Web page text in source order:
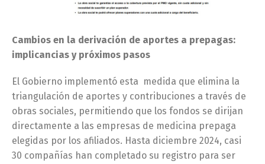
Cambios en la derivación de aportes a prepagas:
implicancias y próximos pasos
El Gobierno implementó esta medida que elimina la
triangulación de aportes y contribuciones a través de
obras sociales, permitiendo que los fondos se dirijan
directamente a las empresas de medicina prepaga
elegidas por los afiliados. Hasta diciembre 2024, casi
30 compañías han completado su registro para ser